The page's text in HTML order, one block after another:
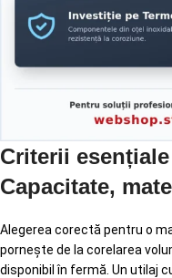
Criterii
Capacitate,
Alegerea corectă pentru o
pornește de la corelarea
disponibil în fermă. Un utilaj